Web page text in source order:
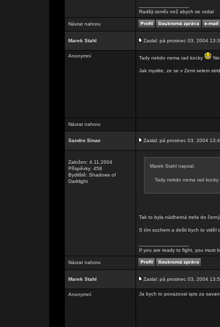
Raději zemřu než abych se vzdal
Návrat nahoru
Marek Stahl Zaslal: pá prosinec 03, 2004
Anonymní Tady nekdo nema rad kocky
Jak myslite, ze se v Zemi selem
Návrat nahoru
Sandro Sinae Zaslal: pá prosinec 03, 2004
Založen: 4.11.2004
Příspěvky: 458
Bydliště: Shadows of
Darklight
Marek Stahl napsal:
Tady nekdo nema rad kocky
Tak to byla nádherná trefa do
S tím suchem a dešti bych to viděl
If you are ready to fight, you must
Návrat nahoru
Marek Stahl Zaslal: pá prosinec 03, 2004
Anonymní Ja bych to povazoval spis za